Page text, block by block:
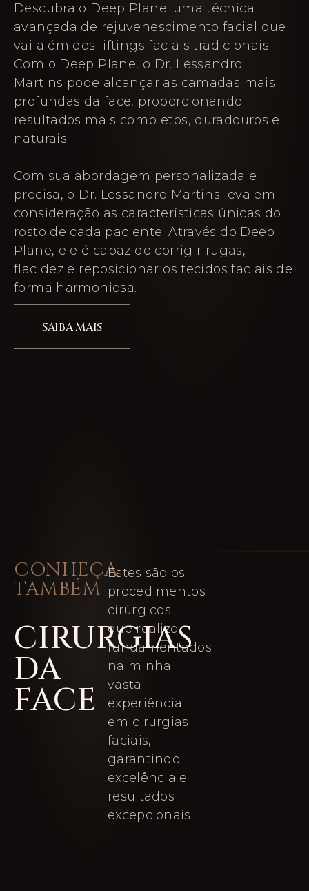
Descubra o Deep Plane: uma técnica
avançada de rejuvenescimento facial que
vai além dos liftings faciais tradicionais.
Com o Deep Plane, o Dr. Lessandro
Martins pode alcançar as camadas mais
profundas da face, proporcionando
resultados mais completos, duradouros e
naturais.
Com sua abordagem personalizada e
precisa, o Dr. Lessandro Martins leva em
consideração as características únicas do
rosto de cada paciente. Através do Deep
Plane, ele é capaz de corrigir rugas,
flacidez e reposicionar os tecidos faciais de
forma harmoniosa.
SAIBA MAIS
CONHEÇA
TAMBÉM
CIRURGIAS
DA
FACE
Estes são os
procedimentos
cirúrgicos
que realizo,
fundamentados
na minha
vasta
experiência
em cirurgias
faciais,
garantindo
excelência e
resultados
excepcionais.